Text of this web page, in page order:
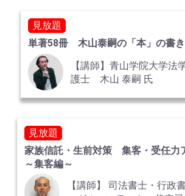
見放題
単著58冊 木山泰嗣の「本」の書
【講師】青山学院大学法
護士 木山 泰嗣 氏
見放題
家族信託・生前対策 集客・受任力
～集客編～
【講師】 司法書士・行政書士事務所リ